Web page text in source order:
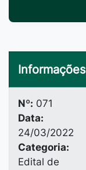
Informações
Nº: 071
Data:
24/03/2022
Categoria:
Edital de